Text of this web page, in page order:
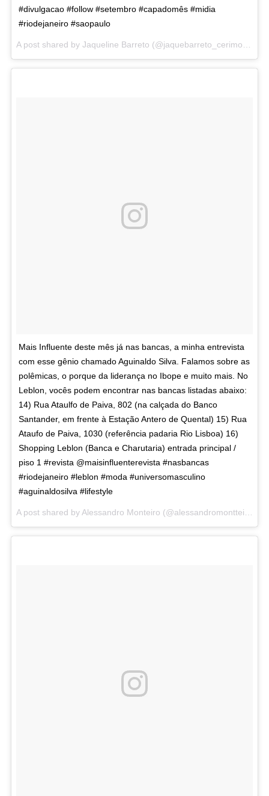
#divulgacao #follow #setembro #capadomês #midia
#riodejaneiro #saopaulo
Mais Influente deste mês já nas bancas, a minha entrevista
com esse gênio chamado Aguinaldo Silva. Falamos sobre as
polêmicas, o porque da liderança no Ibope e muito mais. No
Leblon, vocês podem encontrar nas bancas listadas abaixo:
14) Rua Ataulfo de Paiva, 802 (na calçada do Banco
Santander, em frente à Estação Antero de Quental) 15) Rua
Ataufo de Paiva, 1030 (referência padaria Rio Lisboa) 16)
Shopping Leblon (Banca e Charutaria) entrada principal /
piso 1 #revista @maisinfluenterevista #nasbancas
#riodejaneiro #leblon #moda #universomasculino
#aguinaldosilva #lifestyle